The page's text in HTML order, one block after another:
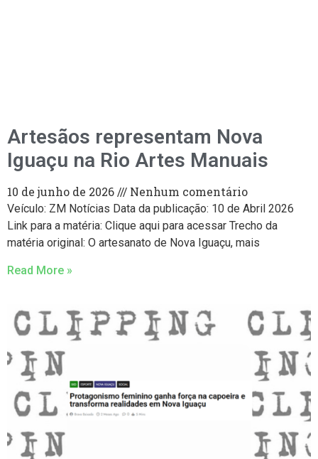
Artesãos representam Nova
Iguaçu na Rio Artes Manuais
10 de junho de 2026 Nenhum comentário
Veículo: ZM Notícias Data da publicação: 10 de Abril 2026
Link para a matéria: Clique aqui para acessar Trecho da
matéria original: O artesanato de Nova Iguaçu, mais
Read More »